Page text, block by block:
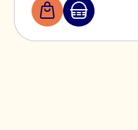
BoutiquesMarché